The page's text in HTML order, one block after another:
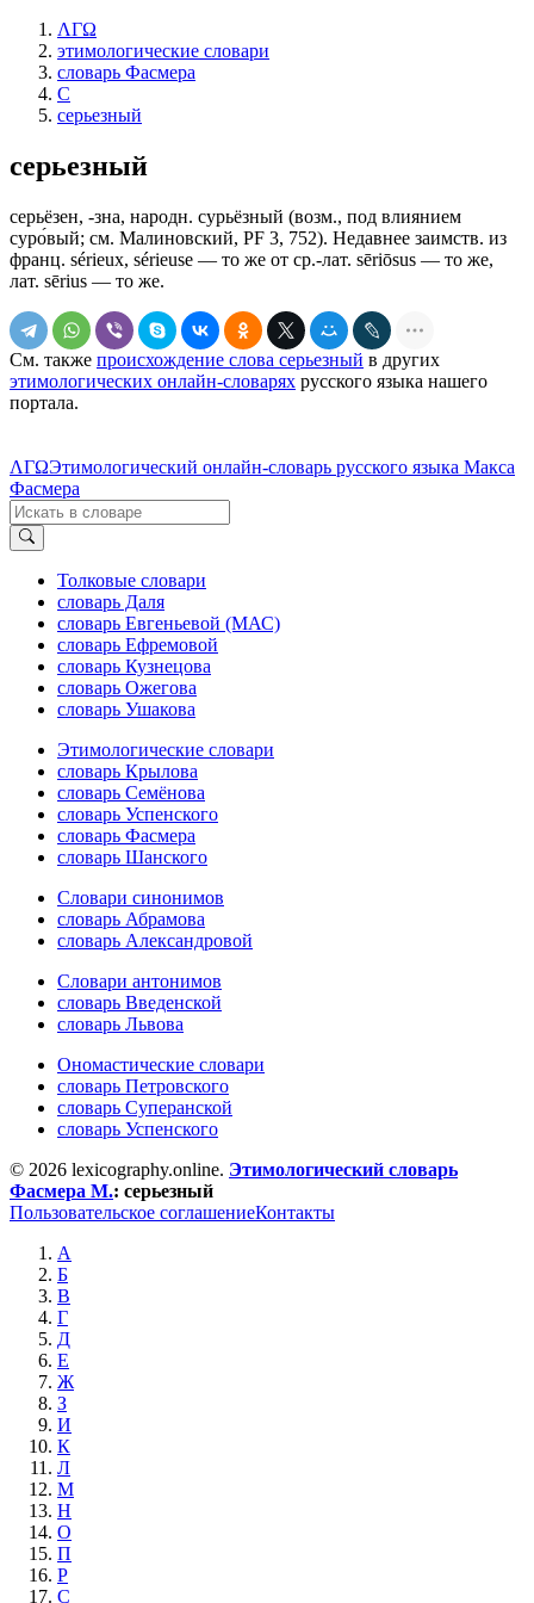
ΛΓΩ
этимологические словари
словарь Фасмера
С
серьезный
серьезный
серьёзен, -зна, народн. сурьёзный (возм., под влиянием
суро́вый; см. Малиновский, РF 3, 752). Недавнее заимств. из
франц. sérieuх, sérieuse — то же от ср.-лат. sēriōsus — то же,
лат. sērius — то же.
См. также происхождение слова серьезный в других
этимологических онлайн-словарях русского языка нашего
портала.
ΛΓΩЭтимологический онлайн-словарь русского языка Макса
Фасмера
Толковые словари
словарь Даля
словарь Евгеньевой (МАС)
словарь Ефремовой
словарь Кузнецова
словарь Ожегова
словарь Ушакова
Этимологические словари
словарь Крылова
словарь Семёнова
словарь Успенского
словарь Фасмера
словарь Шанского
Словари синонимов
словарь Абрамова
словарь Александровой
Словари антонимов
словарь Введенской
словарь Львова
Ономастические словари
словарь Петровского
словарь Суперанской
словарь Успенского
© 2026 lexicography.online. Этимологический словарь
Фасмера М.: серьезный
Пользовательское соглашениеКонтакты
А
Б
В
Г
Д
Е
Ж
З
И
К
Л
М
Н
О
П
Р
С